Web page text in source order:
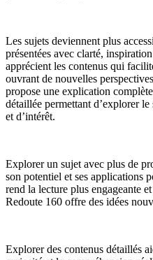
Les sujets deviennent plus
présentées avec clarté,
apprécient les contenus qui
ouvrant de nouvelles
propose une explication
détaillée permettant d’explorer
et d’intérêt.
Explorer un sujet avec plus de
son potentiel et ses applications
rend la lecture plus engageante
Redoute 160 offre des idées
Explorer des contenus détaillés